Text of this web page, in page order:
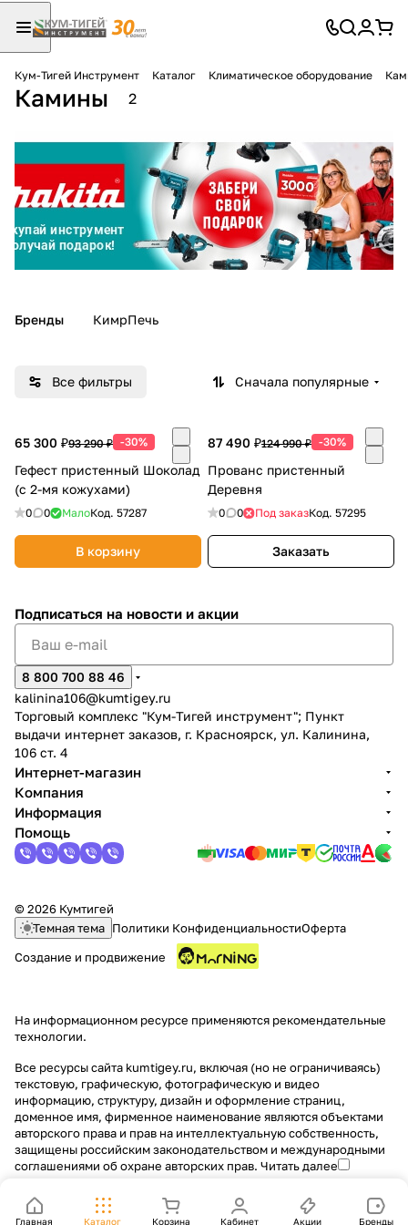
Кум-Тигей Инструмент Каталог Климатическое оборудование
Камины 2
Бренды КимрПечь
Все фильтры Сначала популярные
65 300 ₽93 290 ₽ -30%
Гефест пристенный Шоколад
(с 2-мя кожухами)
0 0 МалоКод. 57287
В корзину
87 490 ₽124 990 ₽ -30%
Прованс пристенный
Деревня
0 0 Под заказКод. 57295
Заказать
Главная Каталог Корзина Кабинет Акции Бренды
Подписаться на новости и акции
8 800 700 88 46
kalinina106@kumtigey.ru
Торговый комплекс "Кум-Тигей инструмент"; Пункт
выдачи интернет заказов, г. Красноярск, ул. Калинина,
106 ст. 4
Интернет-магазин
Компания
Информация
Помощь
© 2026 Кумтигей
Темная тема Политики КонфиденциальностиОферта
Создание и продвижение
На информационном ресурсе применяются рекомендательные
технологии.
Все ресурсы сайта kumtigey.ru, включая (но не ограничиваясь)
текстовую, графическую, фотографическую и видео
информацию, структуру, дизайн и оформление страниц,
доменное имя, фирменное наименование являются объектами
авторского права и прав на интеллектуальную собственность,
защищены российским законодательством и международными
соглашениями об охране авторских прав. Читать далее
Для клиентов всех банков
Разбейте
оплату на части
без переплат
Добавляйте товары
в корзину
Оплачивайте сегодня только
% картой любого банка
выбранный способом
Оставшиеся
списыватьсяс вашей карты
по25%каждые 2 недели
Подробнее
об оплате Плайтом
25
Остались вопросы?
8 800 302-02-51